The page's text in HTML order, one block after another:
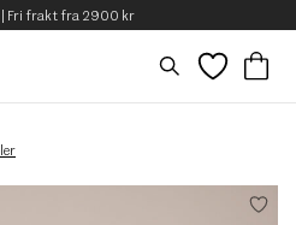
| Fri frakt fra 2900 kr